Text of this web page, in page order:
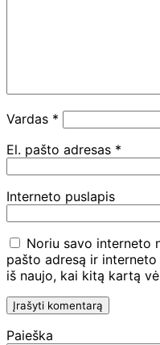
Vardas *
El. pašto adresas *
Interneto puslapis
Noriu savo interneto
pašto adresą ir
iš naujo, kai kitą kartą
Paieška